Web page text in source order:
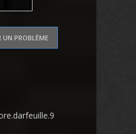
UN PROBLÈME